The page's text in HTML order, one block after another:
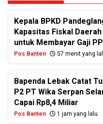
Kepala BPKD
Kapasitas Fiskal
untuk Membayar Gaji
Pos Banten 57 menit yang
Bapenda Lebak Catat
P2 PT Wika Serpan
Capai Rp8,4 Miliar
Pos Banten 1 jam yang lalu